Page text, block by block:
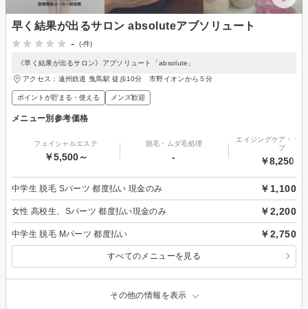
早く結果が出るサロン absoluteアブソリュート
-
(-件)
《早く結果が出るサロン》アブソリュート「absolute」
アクセス：遠州鉄道 曳馬駅 徒歩10分 市野イオンから５分
ポイントが貯まる・使える メンズ歓迎
メニュー別参考価格
フェイシャルエステ
￥5,500～
脱毛・ムダ毛処理
-
エイジングケア・リ
プ
￥8,250～
中学生 脱毛 Sパーツ 都度払い 現金のみ ￥1,100
女性 高校生、Sパーツ 都度払い現金のみ ￥2,200
中学生 脱毛 Mパーツ 都度払い ￥2,750
すべてのメニューを見る
その他の情報を表示